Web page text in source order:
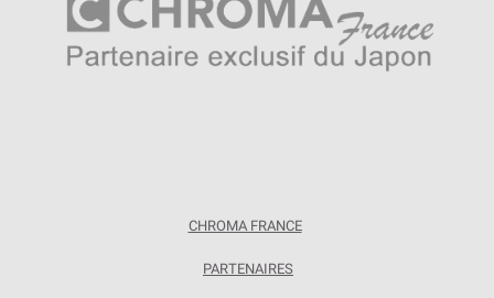
CHROMA FRANCE
PARTENAIRES